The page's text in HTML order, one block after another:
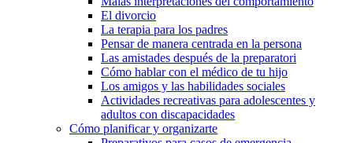
El divorcio
La terapia para los padres
Pensar de manera centrada en la persona
Las amistades después de la preparatori
Cómo hablar con el médico de tu hijo
Los amigos y las habilidades sociales
Actividades recreativas para adolescentes y
adultos con discapacidades
Cómo planificar y organizarte